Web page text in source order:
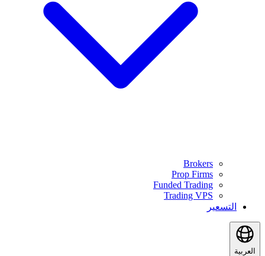
Brokers
Prop Firms
Funded Trading
Trading VPS
التسعير
العربية